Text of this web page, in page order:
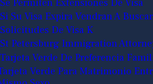
Se Permiten Extensiones De Visa
Si Su Visa Expira Vendran A
Solicitudes De Visa K
St Petersburg Immigration
Tarjeta Verde De Preferencia
Verde Para Matrimonio